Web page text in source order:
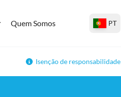
Quem Somos PT
Isenção de responsabilidade